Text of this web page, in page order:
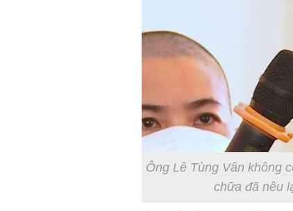
Ông Lê Tùng Vân không
chữa đã nêu